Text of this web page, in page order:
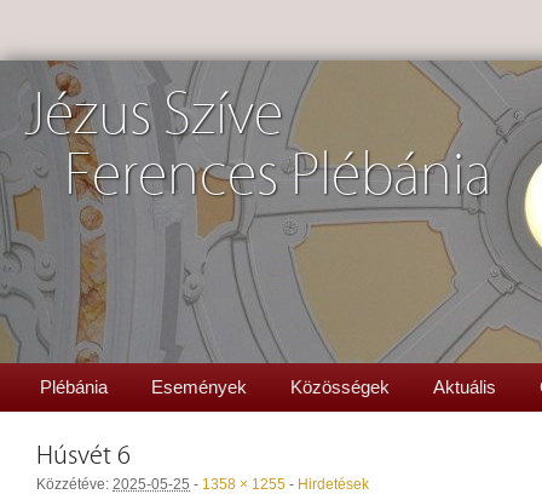
Jézus Szíve
Ferences Plébánia
Plébánia Események Közösségek Aktuális
Húsvét 6
Közzétéve: 2025-05-25 - 1358 × 1255 - Hirdetések